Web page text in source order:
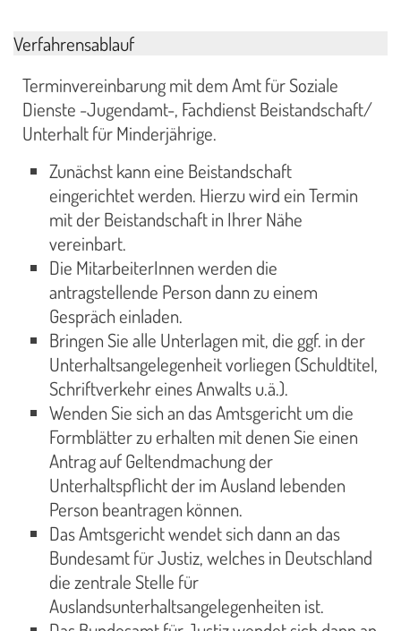
Verfahrensablauf
Terminvereinbarung mit dem Amt für Soziale
Dienste -Jugendamt-, Fachdienst Beistandschaft/
Unterhalt für Minderjährige.
Zunächst kann eine Beistandschaft
eingerichtet werden. Hierzu wird ein Termin
mit der Beistandschaft in Ihrer Nähe
vereinbart.
Die MitarbeiterInnen werden die
antragstellende Person dann zu einem
Gespräch einladen.
Bringen Sie alle Unterlagen mit, die ggf. in der
Unterhaltsangelegenheit vorliegen (Schuldtitel,
Schriftverkehr eines Anwalts u.ä.).
Wenden Sie sich an das Amtsgericht um die
Formblätter zu erhalten mit denen Sie einen
Antrag auf Geltendmachung der
Unterhaltspflicht der im Ausland lebenden
Person beantragen können.
Das Amtsgericht wendet sich dann an das
Bundesamt für Justiz, welches in Deutschland
die zentrale Stelle für
Auslandsunterhaltsangelegenheiten ist.